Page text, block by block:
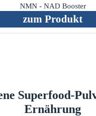
NMN - NAD Booster
zum Produkt
Superfood-
Ernährung